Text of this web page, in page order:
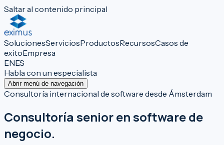
Saltar al contenido principal
SolucionesServiciosProductosRecursosCasos de
exitoEmpresa
ENES
Habla con un especialista
Abrir menú de navegación
Consultoría internacional de software desde Ámsterdam
Consultoría senior en software de
negocio.